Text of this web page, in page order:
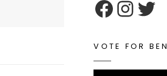
VOTE FOR